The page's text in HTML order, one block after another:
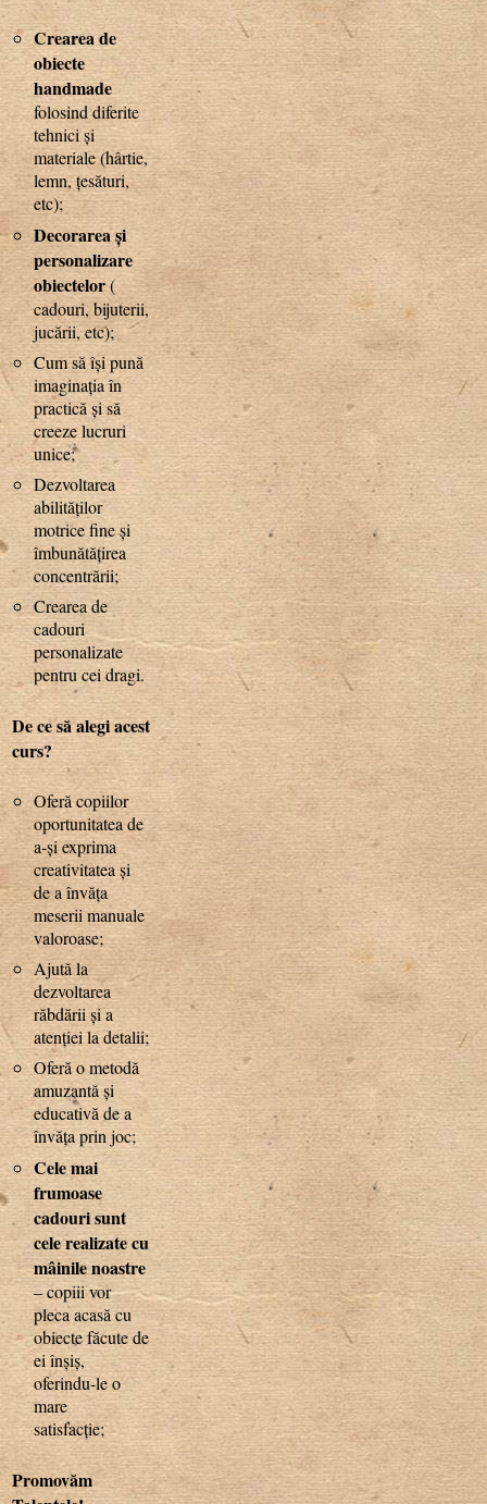
Crearea de
obiecte
handmade
folosind diferite
tehnici și
materiale (hârtie,
lemn, țesături,
etc);
Decorarea și
personalizare
obiectelor(
cadouri, bijuterii,
jucării, etc);
Cum să își pună
imaginația în
practică și să
creeze lucruri
unice;
Dezvoltarea
abilităților
motrice fine și
îmbunătățirea
concentrării;
Crearea de
cadouri
personalizate
pentru cei dragi.
De ce să alegi acest
curs?
Oferă copiilor
oportunitatea de
a-și exprima
creativitatea și
de a învăța
meserii manuale
valoroase;
Ajută la
dezvoltarea
răbdării și a
atenției la detalii;
Oferă o metodă
amuzantă și
educativă de a
învăța prin joc;
Cele mai
frumoase
cadouri sunt
cele realizate cu
mâinile noastre
– copiii vor
pleca acasă cu
obiecte făcute de
ei înșiș,
oferindu-le o
mare
satisfacție;
Promovăm